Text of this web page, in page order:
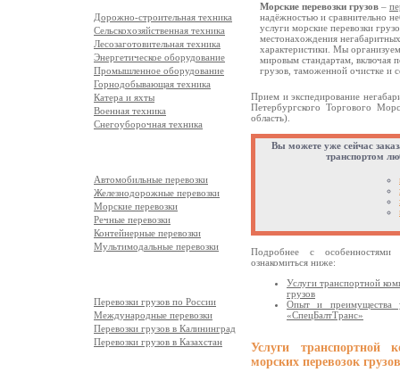
Дорожно-строительная техника
Сельскохозяйственная техника
Лесозаготовительная техника
Энергетическое оборудование
Промышленное оборудование
Горнодобывающая техника
Катера и яхты
Военная техника
Снегоуборочная техника
Автомобильные перевозки
Железнодорожные перевозки
Морские перевозки
Речные перевозки
Контейнерные перевозки
Мультимодальные перевозки
Перевозки грузов по России
Международные перевозки
Перевозки грузов в Калининград
Перевозки грузов в Казахстан
Морские перевозки грузов –
надёжностью и сравнительно
услуги морские перевозки
местонахождения
характеристики. Мы
мировым стандартам, включая
грузов, таможенной очистке и
Прием и экспедирование
Петербургского Торгового
область).
Вы можете уже сейчас
транспортом
Подробнее с
ознакомиться ниже:
Услуги транспортной
грузов
Опыт и преимущества
«СпецБалтТранс»
Услуги транспортной
морских перевозок грузов